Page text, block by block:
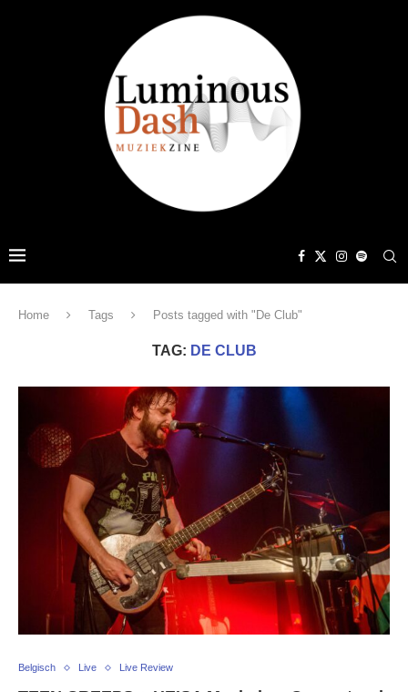
Home Tags Posts tagged with "De Club"
TAG: DE CLUB
Belgisch Live Live Review